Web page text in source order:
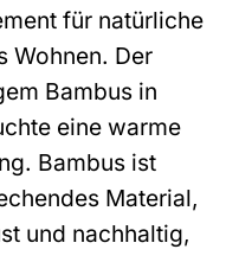
für natürliche
Wohnen. Der
Bambus in
eine warme
Bambus ist
Material,
und nachhaltig,